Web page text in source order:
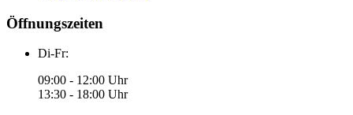
Öffnungszeiten
Di-Fr:
09:00 - 12:00 Uhr
13:30 - 18:00 Uhr